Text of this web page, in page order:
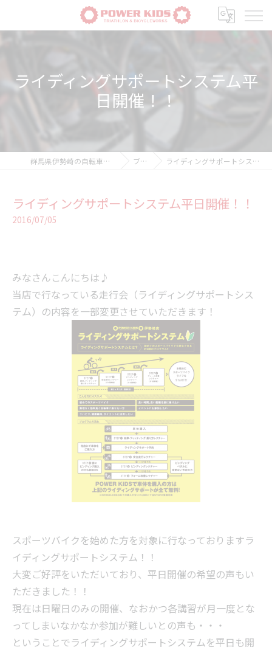
ライディングサポートシステム平
日開催！！
群馬県伊勢崎の自転車ならPOWER-KIDS ブログ ライディングサポートシステム平日開催！！
ライディングサポートシステム平日開催！！
2016/07/05
みなさんこんにちは♪
当店で行なっている走行会（ライディングサポートシス
テム）の内容を一部変更させていただきます！
スポーツバイクを始めた方を対象に行なっておりますラ
イディングサポートシステム！！
大変ご好評をいただいており、平日開催の希望の声もい
ただきました！！
現在は日曜日のみの開催、なおかつ各講習が月一度とな
ってしまいなかなか参加が難しいとの声も・・・
ということでライディングサポートシステムを平日も開